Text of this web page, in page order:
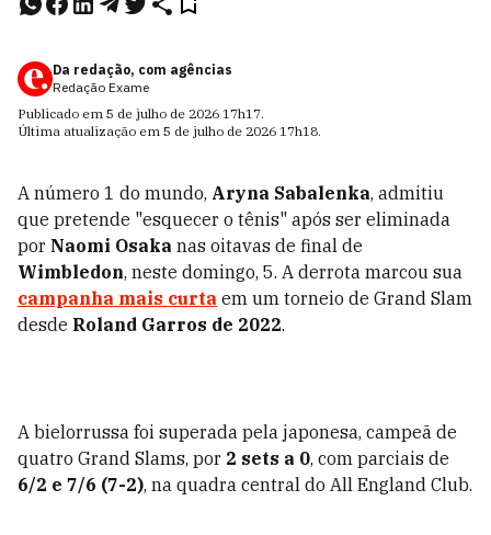
Da redação, com agências
Redação Exame
Publicado em 5 de julho de 2026 17h17.
Última atualização em 5 de julho de 2026 17h18.
A número 1 do mundo, Aryna Sabalenka, admitiu
que pretende "esquecer o tênis" após ser eliminada
por Naomi Osaka nas oitavas de final de
Wimbledon, neste domingo, 5. A derrota marcou sua
campanha mais curta em um torneio de Grand Slam
desde Roland Garros de 2022.
A bielorrussa foi superada pela japonesa, campeã de
quatro Grand Slams, por 2 sets a 0, com parciais de
6/2 e 7/6 (7-2), na quadra central do All England Club.